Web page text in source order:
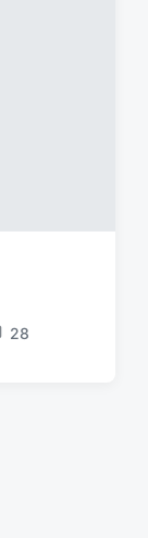
28